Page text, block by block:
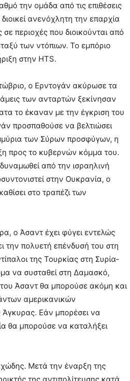
την ομάδα από τις επιθέσεις
ανενόχλητη την επαρχία
περιοχές που διοικούνται από
των ντόπιων. Το εμπόριο
στην HTS.
ο Ερντογάν ακύρωσε τα
των ανταρτών ξεκίνησαν
το έκαναν με την έγκριση του
προσπαθούσε να βελτιώσει
των Σύρων προσφύγων, η
προς το κυβερνών κόμμα του.
από την ισραηλινή
στην Ουκρανία, ο
στο τραπέζι των
ο Άσαντ έχει φύγει εντελώς
την πολυετή επένδυσή του στη
της Τουρκίας στη Συρία-
να συσταθεί στη Δαμασκό,
Άσαντ θα μπορούσε ακόμη και
αμερικανικών
Εάν μπορέσει να
θα μπορούσε να καταλήξει
Μετά την έναρξη της